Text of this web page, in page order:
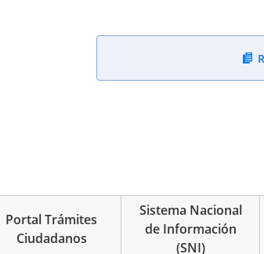
Portal Trámites
Ciudadanos
Sistema Nacional
de Información
(SNI)